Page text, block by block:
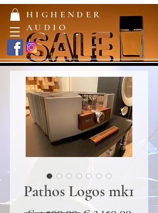
HIGHENDER
AUDIO
Pathos Logos mk1